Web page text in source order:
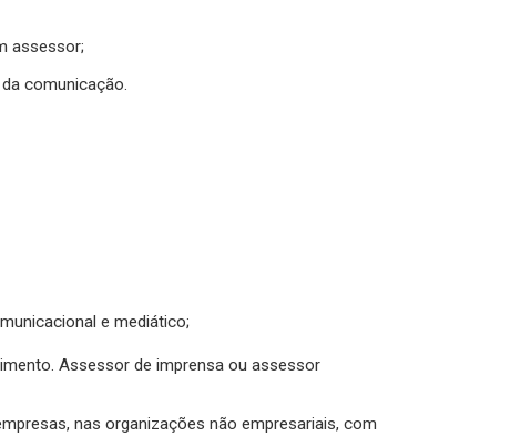
assessor;
comunicação.
e mediático;
Assessor de imprensa ou assessor
nas organizações não empresariais, com